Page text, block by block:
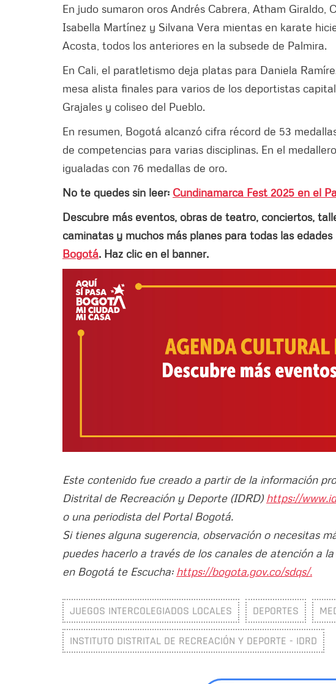
En judo sumaron oros Andrés Cabrera, Atham Giraldo,
Isabella Martínez y Silvana Vera mientas en karate
Acosta, todos los anteriores en la subsede de Palmira.
En Cali, el paratletismo deja platas para Daniela
mesa alista finales para varios de los deportistas
Grajales y coliseo del Pueblo.
En resumen, Bogotá alcanzó cifra récord de 53
de competencias para varias disciplinas. En el
igualadas con 76 medallas de oro.
No te quedes sin leer: Cundinamarca Fest 2025 en el
Descubre más eventos, obras de teatro, conciertos,
caminatas y muchos más planes para todas las
Bogotá. Haz clic en el banner.
Este contenido fue creado a partir de la información
Distrital de Recreación y Deporte (IDRD) https://
o una periodista del Portal Bogotá.
Si tienes alguna sugerencia, observación o necesitas
puedes hacerlo a través de los canales de atención a
en Bogotá te Escucha: https://bogota.gov.co/sdqs/.
JUEGOS INTERCOLEGIADOS LOCALES DEPORTES
INSTITUTO DISTRITAL DE RECREACIÓN Y DEPORTE - IDRD